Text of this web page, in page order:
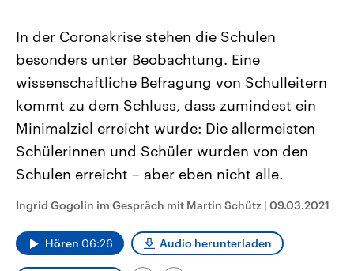
2026
Alle Informationen
Sachsen-Anhalt wählt am 6.
September 2026 einen neuen
Landtag. Seit 2021 wird das
Bundesland von einer Koalition aus
Umfragen, Prognosen,
und Hintergründe zu den Parteien
Wahl.
Aktuelle Beiträge,
Hintergründe
Wirtschaftlich und
gehören die Vereinigten
den mächtigsten Ländern
mit großem Einfluss auf
Sendungen Programm Podcasts
Audio-Archiv
In der Coronakrise stehen die Schulen
besonders unter Beobachtung. Eine
wissenschaftliche Befragung von Schulleitern
kommt zu dem Schluss, dass zumindest ein
Minimalziel erreicht wurde: Die allermeisten
Schülerinnen und Schüler wurden von den
Schulen erreicht – aber eben nicht alle.
Ingrid Gogolin im Gespräch mit Martin Schütz | 09.03.2021
Hören 06:26 Audio herunterladen